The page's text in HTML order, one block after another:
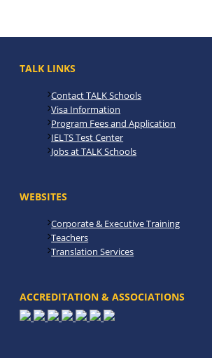
TALK LINKS
Contact TALK Schools
Visa Information
Program Fees and Application
IELTS Test Center
Jobs at TALK Schools
WEBSITES
Corporate & Executive Training
Teachers
Translation Services
ACCREDITATION & ASSOCIATIONS